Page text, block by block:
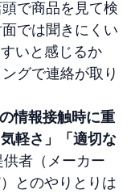
で商品を見て検
では聞きにくい
いと感じるか
グで連絡が取り
情報接触時に重
軽さ」「適切な
供者（メーカー
とのやりとりは